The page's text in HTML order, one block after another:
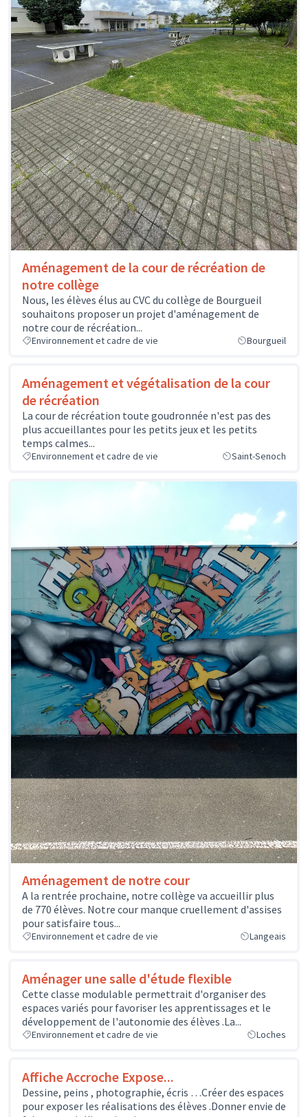
Aménagement de la cour de récréation de
notre collège
Nous, les élèves élus au CVC du collège de Bourgueil
souhaitons proposer un projet d'aménagement de
notre cour de récréation...
Environnement et cadre de vie Bourgueil
Aménagement et végétalisation de la cour
de récréation
La cour de récréation toute goudronnée n'est pas des
plus accueillantes pour les petits jeux et les petits
temps calmes...
Environnement et cadre de vie Saint-Senoch
Aménagement de notre cour
A la rentrée prochaine, notre collège va accueillir plus
de 770 élèves. Notre cour manque cruellement d'assises
pour satisfaire tous...
Environnement et cadre de vie Langeais
Aménager une salle d'étude flexible
Cette classe modulable permettrait d'organiser des
espaces variés pour favoriser les apprentissages et le
développement de l'autonomie des élèves .La...
Environnement et cadre de vie Loches
Affiche Accroche Expose...
Dessine, peins , photographie, écris …Créer des espaces
pour exposer les réalisations des élèves .Donner envie de